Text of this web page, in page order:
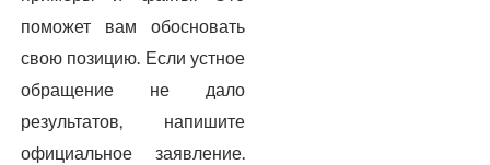
поможет вам обосновать
свою позицию. Если устное
обращение не дало
результатов, напишите
официальное заявление.